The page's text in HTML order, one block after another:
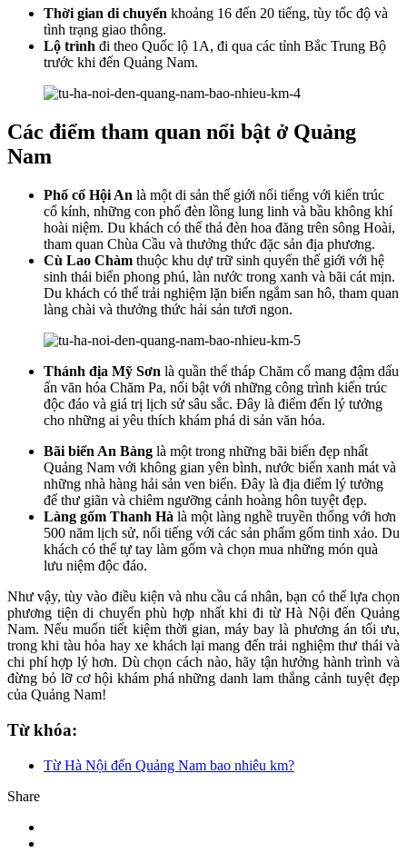
Thời gian di chuyển khoảng 16 đến 20 tiếng, tùy tốc độ và
tình trạng giao thông.
Lộ trình đi theo Quốc lộ 1A, đi qua các tỉnh Bắc Trung Bộ
trước khi đến Quảng Nam.
Các điểm tham quan nổi bật ở Quảng
Nam
Phố cổ Hội An là một di sản thế giới nổi tiếng với kiến trúc
cổ kính, những con phố đèn lồng lung linh và bầu không khí
hoài niệm. Du khách có thể thả đèn hoa đăng trên sông Hoài,
tham quan Chùa Cầu và thưởng thức đặc sản địa phương.
Cù Lao Chàm thuộc khu dự trữ sinh quyển thế giới với hệ
sinh thái biển phong phú, làn nước trong xanh và bãi cát mịn.
Du khách có thể trải nghiệm lặn biển ngắm san hô, tham quan
làng chài và thưởng thức hải sản tươi ngon.
Thánh địa Mỹ Sơn là quần thể tháp Chăm cổ mang đậm dấu
ấn văn hóa Chăm Pa, nổi bật với những công trình kiến trúc
độc đáo và giá trị lịch sử sâu sắc. Đây là điểm đến lý tưởng
cho những ai yêu thích khám phá di sản văn hóa.
Bãi biển An Bàng là một trong những bãi biển đẹp nhất
Quảng Nam với không gian yên bình, nước biển xanh mát và
những nhà hàng hải sản ven biển. Đây là địa điểm lý tưởng
để thư giãn và chiêm ngưỡng cảnh hoàng hôn tuyệt đẹp.
Làng gốm Thanh Hà là một làng nghề truyền thống với hơn
500 năm lịch sử, nổi tiếng với các sản phẩm gốm tinh xảo. Du
khách có thể tự tay làm gốm và chọn mua những món quà
lưu niệm độc đáo.
Như vậy, tùy vào điều kiện và nhu cầu cá nhân, bạn có thể lựa chọn
phương tiện di chuyển phù hợp nhất khi đi từ Hà Nội đến Quảng
Nam. Nếu muốn tiết kiệm thời gian, máy bay là phương án tối ưu,
trong khi tàu hỏa hay xe khách lại mang đến trải nghiệm thư thái và
chi phí hợp lý hơn. Dù chọn cách nào, hãy tận hưởng hành trình và
đừng bỏ lỡ cơ hội khám phá những danh lam thắng cảnh tuyệt đẹp
của Quảng Nam!
Từ khóa:
Từ Hà Nội đến Quảng Nam bao nhiêu km?
Share